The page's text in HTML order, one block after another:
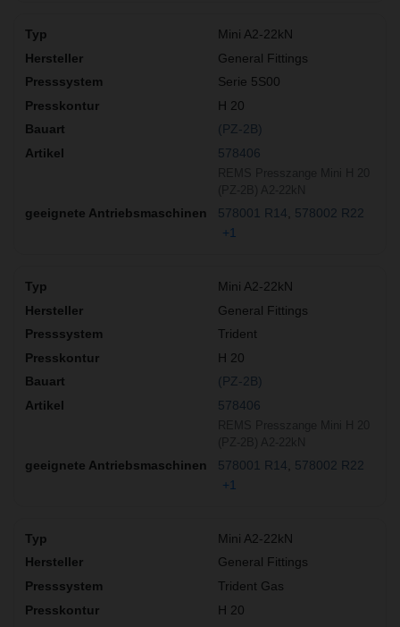
Mini A2-22kN
General Fittings
Serie 5S00
H 20
(PZ-2B)
578406
578001 R14
578002 R22
+1
Mini A2-22kN
General Fittings
Trident
H 20
(PZ-2B)
578406
578001 R14
578002 R22
+1
Mini A2-22kN
General Fittings
Trident Gas
H 20